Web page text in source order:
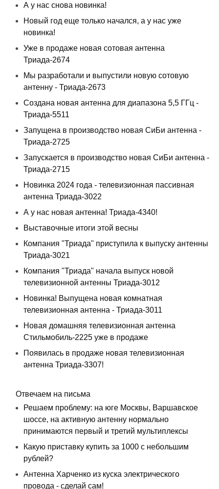
А у нас снова новинка!
Новый год еще только начался, а у нас уже
новинка!
Уже в продаже новая сотовая антенна
Триада-2674
Мы разработали и выпустили новую сотовую
антенну - Триада-2673
Создана новая антенна для диапазона 5,5 ГГц -
Триада-5511
Запущена в производство новая СиБи антенна -
Триада-2725
Запускается в производство новая СиБи антенна -
Триада-2715
Новинка 2024 года - телевизионная пассивная
антенна Триада-3022
А у нас новая антенна! Триада-4340!
Выставочные итоги этой весны
Компания "Триада" приступила к выпуску антенны
Триада-3021
Компания "Триада" начала выпуск новой
телевизионной антенны Триада-3012
Новинка! Выпущена новая комнатная
телевизионная антенна - Триада-3011
Новая домашняя телевизионная антенна
Стильмобиль-2225 уже в продаже
Появилась в продаже новая телевизионная
антенна Триада-3307!
Отвечаем на письма
Решаем проблему: на юге Москвы, Варшавское
шоссе, на активную антенну нормально
принимаются первый и третий мультиплексы
Какую приставку купить за 1000 с небольшим
рублей?
Антенна Харченко из куска электрического
провода - сделай сам!